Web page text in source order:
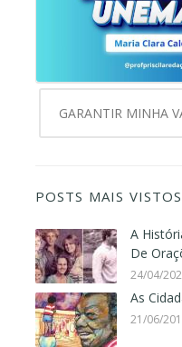
GARANTIR MINHA
POSTS MAIS VISTOS
A
De
24/04/
As
21/06/